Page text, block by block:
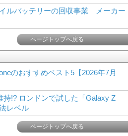
ルバッテリーの回収事業 メーカー
ページトップへ戻る
のおすすめベスト5【2026年7月
持!? ロンドンで試した「Galaxy Z
レベル
ページトップへ戻る